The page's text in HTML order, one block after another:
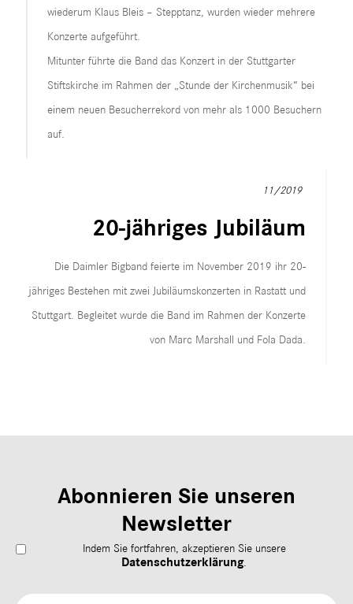
wiederum Klaus Bleis – Stepptanz, wurden wieder mehrere
Konzerte aufgeführt.
Mitunter führte die Band das Konzert in der Stuttgarter
Stiftskirche im Rahmen der „Stunde der Kirchenmusik“ bei
einem neuen Besucherrekord von mehr als 1000 Besuchern
auf.
11/2019
20-jähriges Jubiläum
Die Daimler Bigband feierte im November 2019 ihr 20-
jähriges Bestehen mit zwei Jubiläumskonzerten in Rastatt und
Stuttgart. Begleitet wurde die Band im Rahmen der Konzerte
von Marc Marshall und Fola Dada.
Abonnieren Sie unseren
Newsletter
Indem Sie fortfahren, akzeptieren Sie unsere
Datenschutzerklärung.